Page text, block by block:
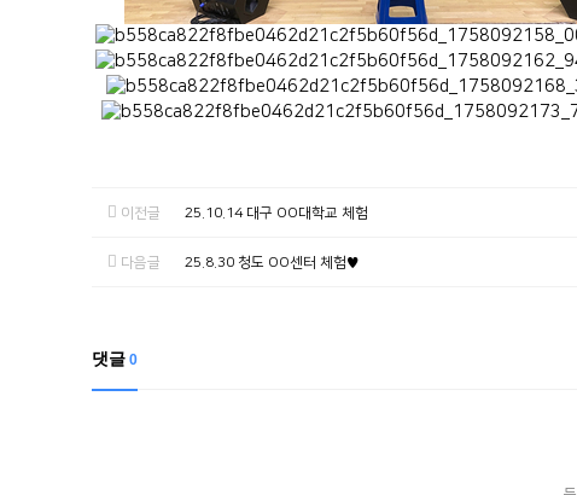
이전글 25.10.14 대구 OO대학교 체험
다음글 25.8.30 청도 OO센터 체험♥
댓글 0